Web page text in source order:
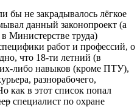
бы не закрадывалось лёгкое
данный законопроект (а
Министерстве труда)
работ и профессий, о
что 18-ти летний (в
либо навыков (кроме ПТУ),
разнорабочего,
как в этот список попал
специалист по охране